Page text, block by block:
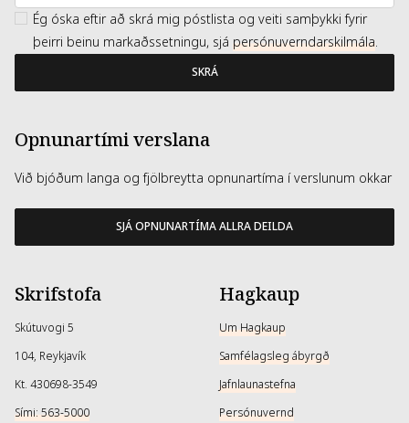
Ég óska eftir að skrá mig póstlista og veiti samþykki fyrir
þeirri beinu markaðssetningu, sjá persónuverndarskilmála.
SKRÁ
Opnunartími verslana
Við bjóðum langa og fjölbreytta opnunartíma í verslunum okkar
SJÁ OPNUNARTÍMA ALLRA DEILDA
Skrifstofa
Skútuvogi 5
104, Reykjavík
Kt. 430698-3549
Sími: 563-5000
Hagkaup
Um Hagkaup
Samfélagsleg ábyrgð
Jafnlaunastefna
Persónuvernd